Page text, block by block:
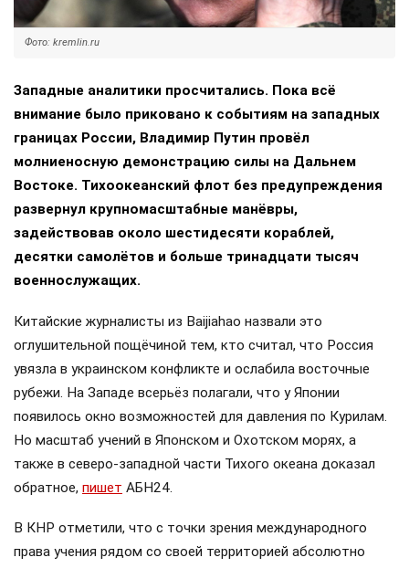
Фото: kremlin.ru
Западные аналитики просчитались. Пока всё
внимание было приковано к событиям на западных
границах России, Владимир Путин провёл
молниеносную демонстрацию силы на Дальнем
Востоке. Тихоокеанский флот без предупреждения
развернул крупномасштабные манёвры,
задействовав около шестидесяти кораблей,
десятки самолётов и больше тринадцати тысяч
военнослужащих.
Китайские журналисты из Baijiahao назвали это
оглушительной пощёчиной тем, кто считал, что Россия
увязла в украинском конфликте и ослабила восточные
рубежи. На Западе всерьёз полагали, что у Японии
появилось окно возможностей для давления по Курилам.
Но масштаб учений в Японском и Охотском морях, а
также в северо-западной части Тихого океана доказал
обратное, пишет АБН24.
В КНР отметили, что с точки зрения международного
права учения рядом со своей территорией абсолютно